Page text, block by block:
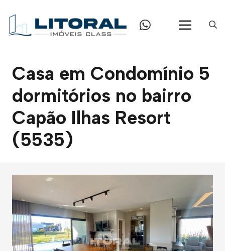
Casa em Condomínio 5
dormitórios no bairro
Capão Ilhas Resort
(5535)